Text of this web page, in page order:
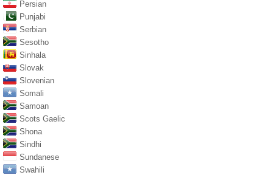
Persian
Punjabi
Serbian
Sesotho
Sinhala
Slovak
Slovenian
Somali
Samoan
Scots Gaelic
Shona
Sindhi
Sundanese
Swahili